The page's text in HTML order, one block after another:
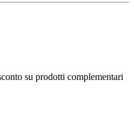
su prodotti complementari